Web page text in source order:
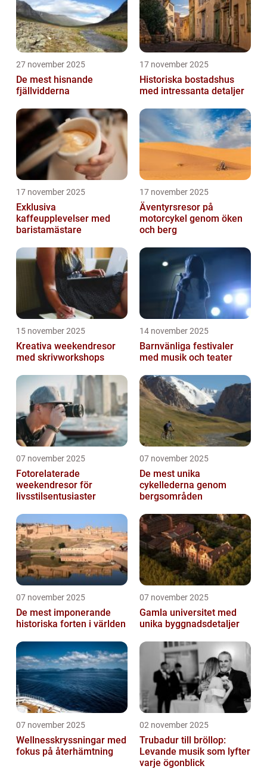
27 november 2025
De mest hisnande
fjällvidderna
17 november 2025
Historiska bostadshus
med intressanta detaljer
17 november 2025
Exklusiva
kaffeupplevelser med
baristamästare
17 november 2025
Äventyrsresor på
motorcykel genom öken
och berg
15 november 2025
Kreativa weekendresor
med skrivworkshops
14 november 2025
Barnvänliga festivaler
med musik och teater
07 november 2025
Fotorelaterade
weekendresor för
livsstilsentusiaster
07 november 2025
De mest unika
cykellederna genom
bergsområden
07 november 2025
De mest imponerande
historiska forten i världen
07 november 2025
Gamla universitet med
unika byggnadsdetaljer
07 november 2025
Wellnesskryssningar med
fokus på återhämtning
02 november 2025
Trubadur till bröllop:
Levande musik som lyfter
varje ögonblick